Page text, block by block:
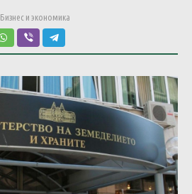
Бизнес и экономика